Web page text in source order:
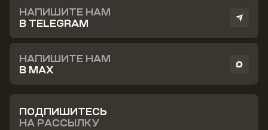
НАПИШИТЕ НАМ
В TELEGRAM
НАПИШИТЕ НАМ
В MAX
ПОДПИШИТЕСЬ
НА РАССЫЛКУ